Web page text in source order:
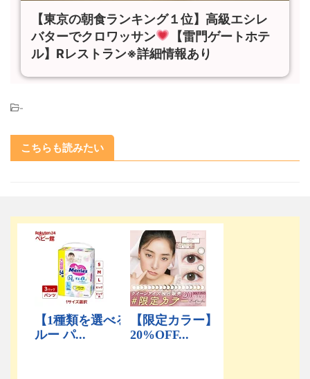
【東京の朝食ランキング１位】高級エシレ
バターでクロワッサン
【雷門ゲートホテ
ル】Rレストラン※詳細情報あり
-
こちらも読みたい